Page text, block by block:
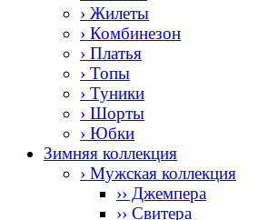
› Жилеты
› Комбинезон
› Платья
› Топы
› Туники
› Шорты
› Юбки
Зимняя коллекция
› Мужская коллекция
›› Джемпера
›› Свитера